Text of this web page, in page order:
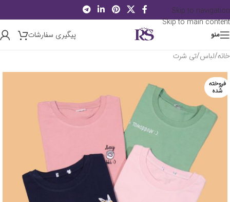
Skip to navigation
Skip to main content
منو
پیگیری سفارشات
خانه/لباس/تی شرت
فروخته
شده